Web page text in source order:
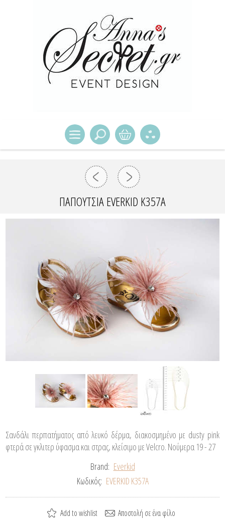
ΠΑΠΟΎΤΣΙΑ EVERKID Κ357Α
Σανδάλι περπατήματος από λευκό δέρμα, διακοσμημένο με dusty pink
φτερά σε γκλιτερ ύφασμα και στρας, κλείσιμο με Velcro. Νούμερα 19 - 27
Brand: Everkid
Κωδικός: EVERKID Κ357Α